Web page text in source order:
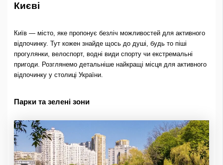
Києві
Київ — місто, яке пропонує безліч можливостей для активного
відпочинку. Тут кожен знайде щось до душі, будь то піші
прогулянки, велоспорт, водні види спорту чи екстремальні
пригоди. Розглянемо детальніше найкращі місця для активного
відпочинку у столиці України.
Парки та зелені зони